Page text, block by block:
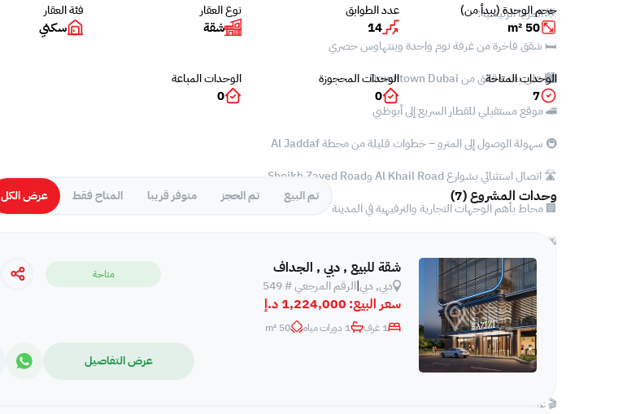
🌟 المزايا الرئيسية:
🛏️ شقق فاخرة من غرفة نوم واحدة وبنتهاوس حصري
🏙️ على بعد دقائق من Downtown Dubai
🚄 موقع مستقبلي للقطار السريع إلى أبوظبي
🚇 سهولة الوصول إلى المترو – خطوات قليلة من محطة Al Jaddaf
🛣️ اتصال استثنائي بشوارع Al Khail Road وSheikh Zayed Road
🏢 محاط بأهم الوجهات التجارية والترفيهية في المدينة
🌆 إطلالات بانورامية على خور دبي وأفق دبي
🎬 ترفيه داخل المشروع: 3 مسابح بانورامية على السطح، سينما خاصة، وقاعة متعددة الاستخدامات
🏡 تشطيبات عالية الجودة والفخامة
🏊 مرافق وخدمات المشروع:
🎬 غرفة سينما
حجم الوحدة (يبدأ من)
50 m²
عدد الطوابق
14
نوع العقار
شقة
فئة العقار
سكني
الوحدات المتاحة
7
الوحدات المحجوزة
0
الوحدات المباعة
0
وحدات المشروع (7) تم البيع تم الحجز متوفر قريبا المتاح فقط عرض الكل
شقة للبيع , دبي , الجداف
دبي, دبي|الرقم المرجعي # 549
سعر البيع: 1,224,000 د.إ
متاحة
1 غرف 1 دورات مياه 50 m²
عرض التفاصيل